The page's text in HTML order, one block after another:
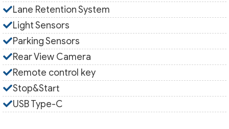
Lane Retention System
Light Sensors
Parking Sensors
Rear View Camera
Remote control key
Stop&Start
USB Type-C